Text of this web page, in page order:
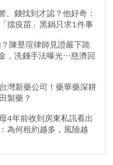
錢找到才認？他好奇：
擋疫苗」黑鍋只求1件事
陳昱瑄律師見證嚴下跪
，洗錢手法曝光…慈濟回
灣新藥公司！藥華藥深耕
製藥？
4年前收到房東私訊看出
為何租約越多，風險越